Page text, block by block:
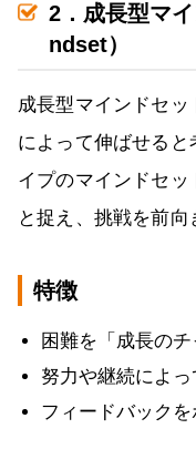
2．成長型マ
ndset）
成長型マインドセ
によって伸ばせる
イプのマインドセ
と捉え、挑戦を前向
特徴
困難を「成長のチ
努力や継続によっ
フィードバックを